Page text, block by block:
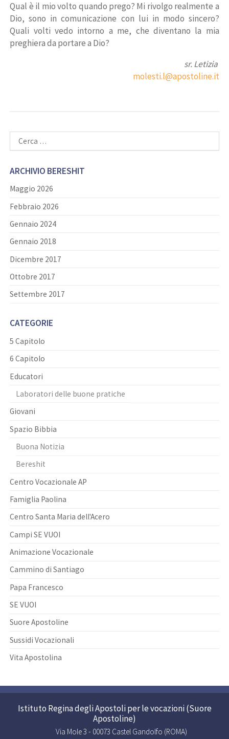
Qual è il mio volto quando prego? Mi rivolgo realmente a
Dio, sono in comunicazione con lui in modo sincero?
Quali volti vedo intorno a me, che diventano la mia
preghiera da portare a Dio?
sr. Letizia
molesti.l@apostoline.it
per:
ARCHIVIO BERESHIT
Maggio 2026
Febbraio 2026
Gennaio 2024
Gennaio 2018
Dicembre 2017
Ottobre 2017
Settembre 2017
CATEGORIE
5 Capitolo
6 Capitolo
Educatori
Laboratori delle buone pratiche
Giovani
Spazio Bibbia
Buona Notizia
Bereshit
Centro Vocazionale AP
Famiglia Paolina
Centro Santa Maria dell'Acero
Campi SE VUOI
Animazione Vocazionale
Cammino di Santiago
Papa Francesco
SE VUOI
Suore Apostoline
Sussidi Vocazionali
Vita Apostolina
Istituto Regina degli Apostoli per le vocazioni (Suore
Apostoline)
Via Mole 3 - 00073 Castel Gandolfo (ROMA)